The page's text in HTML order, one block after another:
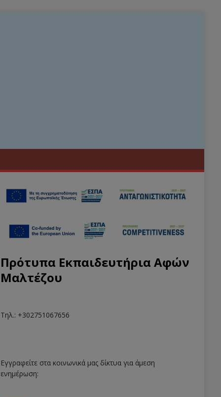
Πρότυπα Εκπαιδευτήρια Αφών
Μαλτέζου
Τηλ.: +302751067656
Εγγραφείτε στα κοινωνικά μας δίκτυα για άμεση
ενημέρωση: